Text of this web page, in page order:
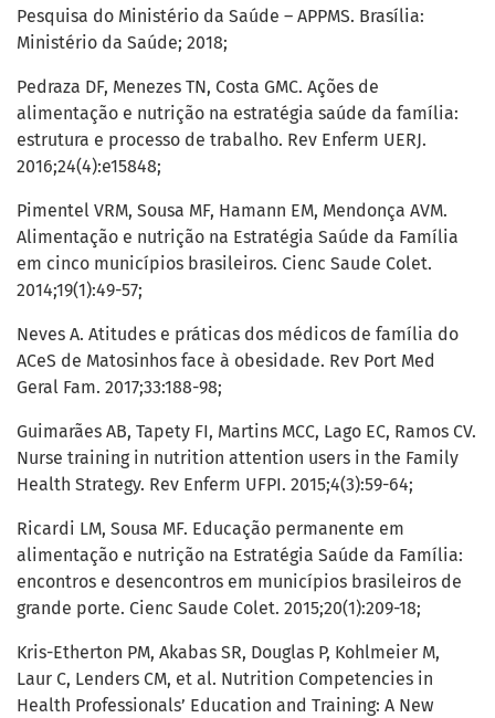
Pesquisa do Ministério da Saúde – APPMS. Brasília:
Ministério da Saúde; 2018;
Pedraza DF, Menezes TN, Costa GMC. Ações de
alimentação e nutrição na estratégia saúde da família:
estrutura e processo de trabalho. Rev Enferm UERJ.
2016;24(4):e15848;
Pimentel VRM, Sousa MF, Hamann EM, Mendonça AVM.
Alimentação e nutrição na Estratégia Saúde da Família
em cinco municípios brasileiros. Cienc Saude Colet.
2014;19(1):49-57;
Neves A. Atitudes e práticas dos médicos de família do
ACeS de Matosinhos face à obesidade. Rev Port Med
Geral Fam. 2017;33:188-98;
Guimarães AB, Tapety FI, Martins MCC, Lago EC, Ramos CV.
Nurse training in nutrition attention users in the Family
Health Strategy. Rev Enferm UFPI. 2015;4(3):59-64;
Ricardi LM, Sousa MF. Educação permanente em
alimentação e nutrição na Estratégia Saúde da Família:
encontros e desencontros em municípios brasileiros de
grande porte. Cienc Saude Colet. 2015;20(1):209-18;
Kris-Etherton PM, Akabas SR, Douglas P, Kohlmeier M,
Laur C, Lenders CM, et al. Nutrition Competencies in
Health Professionals’ Education and Training: A New